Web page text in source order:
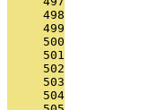
     498
     499
     500
     501
     502
     503
     504